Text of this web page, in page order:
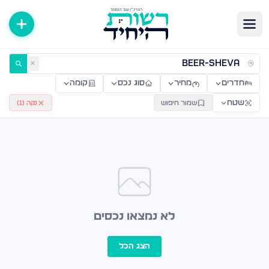
דירות למכירה ולהשכרה — רשות היחיד ✕
חדרים מחיר סוג נכס קומה
שטח שמור חיפוש נקה ( 1
)
לא נמצאו נכסים
הצג הכל